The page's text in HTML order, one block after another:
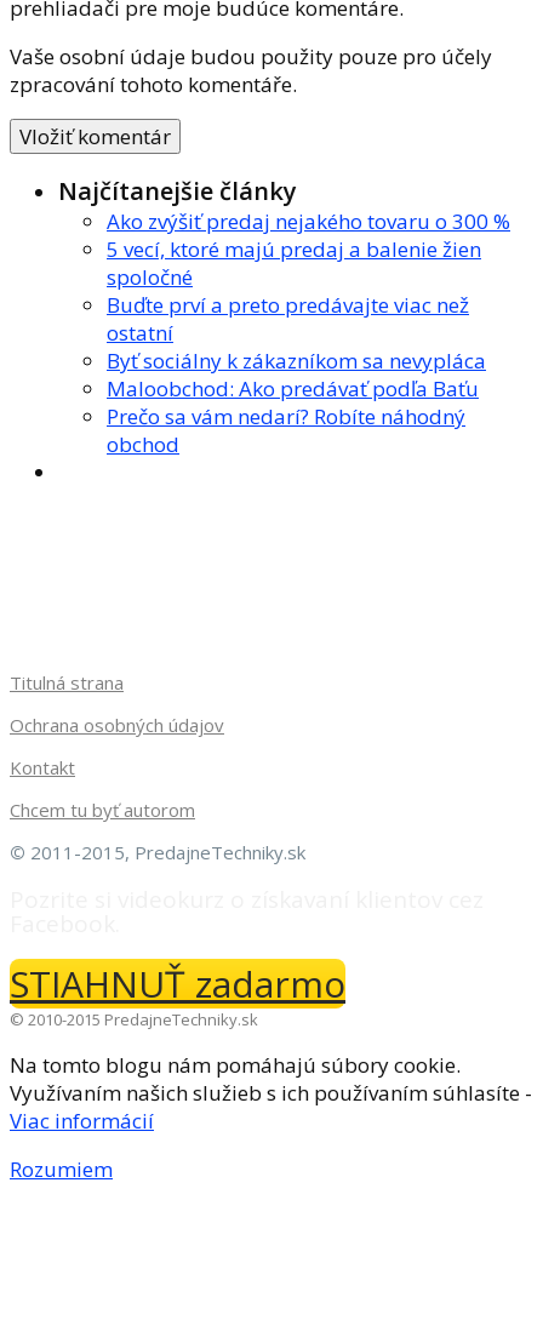
prehliadači pre moje budúce komentáre.
Vaše osobní údaje budou použity pouze pro účely
zpracování tohoto komentáře.
Najčítanejšie články
Ako zvýšiť predaj nejakého tovaru o 300 %
5 vecí, ktoré majú predaj a balenie žien
spoločné
Buďte prví a preto predávajte viac než
ostatní
Byť sociálny k zákazníkom sa nevypláca
Maloobchod: Ako predávať podľa Baťu
Prečo sa vám nedarí? Robíte náhodný
obchod
Titulná strana
Ochrana osobných údajov
Kontakt
Chcem tu byť autorom
© 2011-2015, PredajneTechniky.sk
STIAHNUŤ zadarmo
© 2010-2015 PredajneTechniky.sk
Na tomto blogu nám pomáhajú súbory cookie.
Využívaním našich služieb s ich používaním súhlasíte -
Viac informácií
Rozumiem